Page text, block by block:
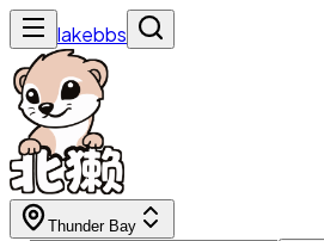
lakebbs
Thunder Bay